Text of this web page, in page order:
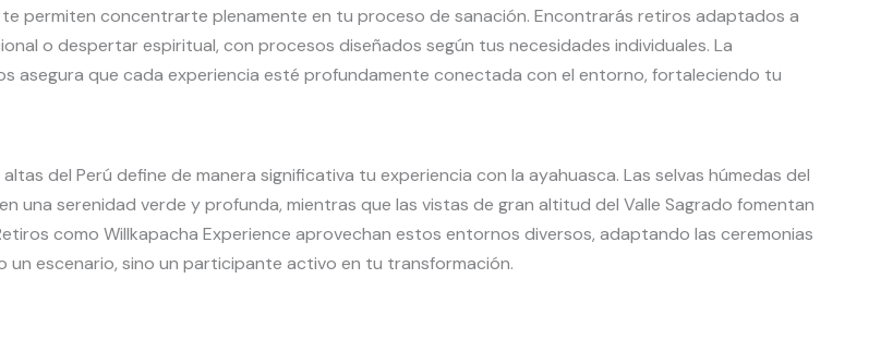
permiten concentrarte plenamente en tu proceso de sanación. Encontrarás retiros adaptados a
o despertar espiritual, con procesos diseñados según tus necesidades individuales. La
asegura que cada experiencia esté profundamente conectada con el entorno, fortaleciendo tu
del Perú define de manera significativa tu experiencia con la ayahuasca. Las selvas húmedas del
una serenidad verde y profunda, mientras que las vistas de gran altitud del Valle Sagrado fomentan
como Willkapacha Experience aprovechan estos entornos diversos, adaptando las ceremonias
un escenario, sino un participante activo en tu transformación.